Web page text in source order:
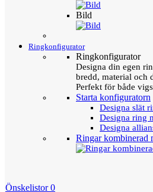
Bild
Ringkonfigurator
Ringkonfigurator
Designa din egen
bredd, material och
Perfekt för både
Starta konfiguratorn
Designa slät
Designa ring
Designa
Ringar kombinerad
Önskelistor 0